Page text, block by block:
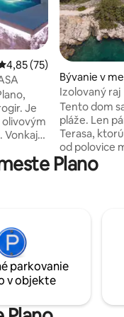
30 ohodnotenie
4,85 (75)
Je
Vonkajší
a
Bývanie v
Izolovaný raj
Tento dom
pláže. Len
Terasa,
od polovice
Auto je
vpredu nie
obývacou
Jedna kúpeľňa
pre 4 ľudí,
Plano
parkovanie
v objekte